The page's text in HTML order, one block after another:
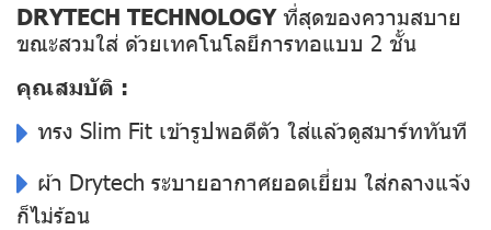
DRYTECH TECHNOLOGYที่สุดของความสบาย
ขณะสวมใส่ ด้วยเทคโนโลยีการทอแบบ 2 ชั้น
คุณสมบัติ :
ทรง Slim Fit เข้ารูปพอดีตัว ใส่แล้วดูสมาร์ททันที
ผ้า Drytech ระบายอากาศยอดเยี่ยม ใส่กลางแจ้ง
ก็ไม่ร้อน